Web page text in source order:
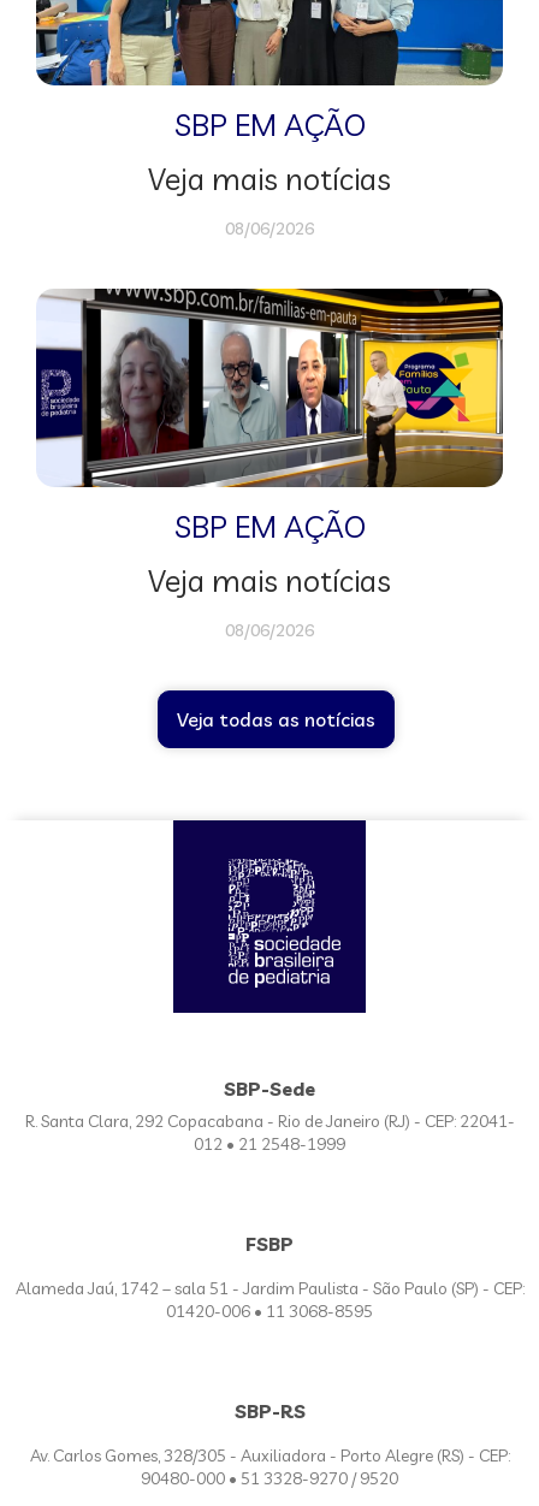
SBP EM AÇÃO
Veja mais notícias
08/06/2026
SBP EM AÇÃO
Veja mais notícias
08/06/2026
Veja todas as notícias
SBP-Sede
R. Santa Clara, 292 Copacabana - Rio de Janeiro (RJ) - CEP: 22041-
012 • 21 2548-1999
FSBP
Alameda Jaú, 1742 – sala 51 - Jardim Paulista - São Paulo (SP) - CEP:
01420-006 • 11 3068-8595
SBP-RS
Av. Carlos Gomes, 328/305 - Auxiliadora - Porto Alegre (RS) - CEP:
90480-000 • 51 3328-9270 / 9520